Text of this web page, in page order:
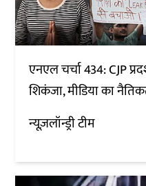
एनएल चर्चा 434: CJP
शिकंजा, मीडिया का
न्यूज़लॉन्ड्री टीम